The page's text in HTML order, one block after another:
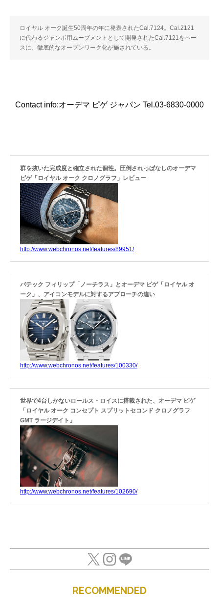
ロイヤル オーク誕生50周年の年に発表されたCal.7124。Cal.2121
に代わるジャンボ用ムーブメントとして開発されたCal.7121をベー
スに、徹底的なオープンワーク化が施されている。
Contact info:オーデマ ピゲ ジャパン Tel.03-6830-0000
群を抜いた完成度と確立された個性。圧倒されっぱなしのオーデマ
ピゲ「ロイヤル オーク クロノグラフ」レビュー
http://www.webchronos.net/features/89951/
パテック フィリップ「ノーチラス」とオーデマ ピゲ「ロイヤル オ
ーク」、アイコンモデルに対するアプローチの違い
http://www.webchronos.net/features/100330/
世界で4台しかないロールス・ロイスに搭載された、オーデマ ピゲ
「ロイヤル オーク コンセプト スプリットセコンド クロノグラフ
GMT ラージデイト」
http://www.webchronos.net/features/102690/
RECOMMENDED